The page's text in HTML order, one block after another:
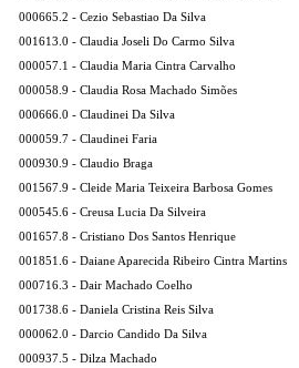
000665.2 - Cezio Sebastiao Da Silva
001613.0 - Claudia Joseli Do Carmo Silva
000057.1 - Claudia Maria Cintra Carvalho
000058.9 - Claudia Rosa Machado Simões
000666.0 - Claudinei Da Silva
000059.7 - Claudinei Faria
000930.9 - Claudio Braga
001567.9 - Cleide Maria Teixeira Barbosa Gomes
000545.6 - Creusa Lucia Da Silveira
001657.8 - Cristiano Dos Santos Henrique
001851.6 - Daiane Aparecida Ribeiro Cintra Martins
000716.3 - Dair Machado Coelho
001738.6 - Daniela Cristina Reis Silva
000062.0 - Darcio Candido Da Silva
000937.5 - Dilza Machado